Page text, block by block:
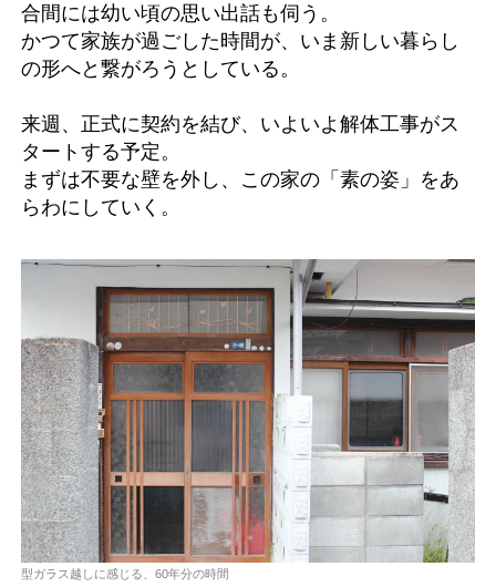
合間には幼い頃の思い出話も伺う。
かつて家族が過ごした時間が、いま新しい暮らし
の形へと繋がろうとしている。
来週、正式に契約を結び、いよいよ解体工事がス
タートする予定。
まずは不要な壁を外し、この家の「素の姿」をあ
らわにしていく。
型ガラス越しに感じる、60年分の時間